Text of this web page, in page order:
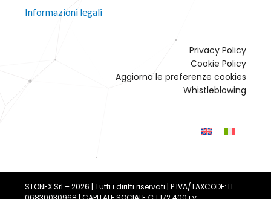
Informazioni legali
Privacy Policy
Cookie Policy
Aggiorna le preferenze cookies
Whistleblowing
STONEX Srl – 2026 | Tutti i diritti riservati | P.IVA/TAXCODE: IT